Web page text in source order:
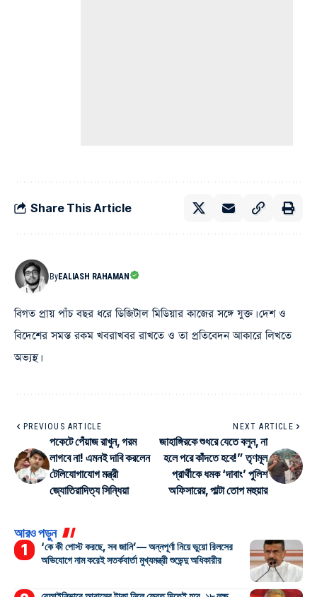
Share This Article
ByEALIASH RAHAMAN
বিগত প্রায় পাঁচ বছর ধরে ডিজিটাল মিডিয়ার কাজের সঙ্গে যুক্ত। দেশ ও
বিদেশের সমস্ত রকম খবরাখবর রাখতে ও তা প্রতিবেদন আকারে লিখতে
অভ্যস্থ।
PREVIOUS ARTICLE
পকেটে পেঁয়াজ রাখুন, গরম
লাগবে না! এমন‌ই দাবি করলেন
টেলিযোগাযোগ মন্ত্রী
জ্যোতিরাদিত্য সিন্ধিয়া
NEXT ARTICLE
জাহাঙ্গিরকে শুধরে যেতে বলুন, না
হলে পরে কাঁদতে হবে!” তৃণমূল
প্রার্থীকে ধমক ‘দাবাং’ পুলিশ
অফিসারের, পাল্টা তোপ মহুয়ার
আরও পড়ুন
‘কে কী পোস্ট করছে, সব জানি’— অন্নপূর্ণা নিয়ে ভুয়ো রিলসের
অভিযোগে নাম করেই সতর্কবার্তা মুখ্যমন্ত্রী শুভেন্দু অধিকারীর